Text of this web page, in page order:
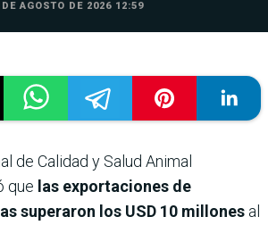
AGOSTO DE 2026 12:59
de Calidad y Salud Animal
que las exportaciones de
superaron los USD 10 millones al